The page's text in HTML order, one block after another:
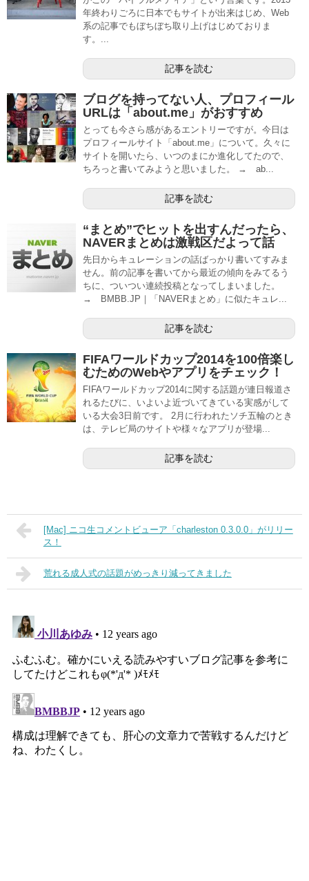
年終わりごろに日本でもサイトが出来はじめ、Web
系の記事でもぼちぼち取り上げはじめておりま
す。...
記事を読む
ブログを持ってない人、プロフィール
URLは「about.me」がおすすめ
とっても今さら感があるエントリーですが。今日は
プロフィールサイト「about.me」について。久々に
サイトを開いたら、いつのまにか進化してたので、
ちろっと書いてみようと思いました。 → ab...
記事を読む
“まとめ”でヒットを出すんだったら、
NAVERまとめは激戦区だよって話
先日からキュレーションの話ばっかり書いてすみま
せん。前の記事を書いてから最近の傾向をみてるう
ちに、ついつい連続投稿となってしまいました。
→ BMBB.JP｜「NAVERまとめ」に似たキュレ...
記事を読む
FIFAワールドカップ2014を100倍楽し
むためのWebやアプリをチェック！
FIFAワールドカップ2014に関する話題が連日報道さ
れるたびに、いよいよ近づいてきている実感がして
いる大会3日前です。 2月に行われたソチ五輪のとき
は、テレビ局のサイトや様々なアプリが登場...
記事を読む
[Mac] ニコ生コメントビューア「charleston 0.3.0.0」がリリー
ス！
荒れる成人式の話題がめっきり減ってきました